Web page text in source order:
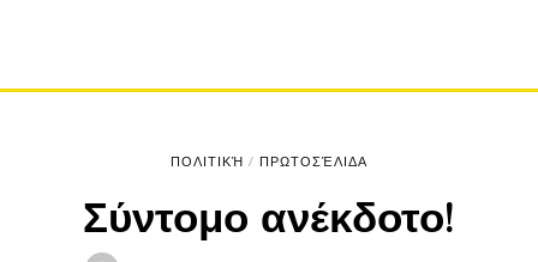
ΠΟΛΙΤΙΚΉ / ΠΡΩΤΟΣΈΛΙΔΑ
Σύντομο ανέκδοτο!